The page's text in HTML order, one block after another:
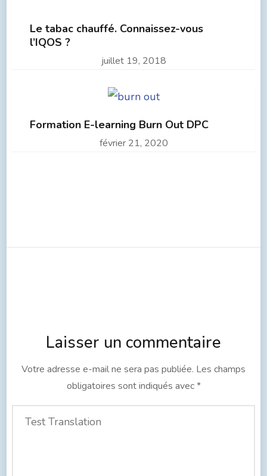
Le tabac chauffé. Connaissez-vous
l’IQOS ?
juillet 19, 2018
Formation E-learning Burn Out DPC
février 21, 2020
Laisser un commentaire
Votre adresse e-mail ne sera pas publiée. Les champs
obligatoires sont indiqués avec*